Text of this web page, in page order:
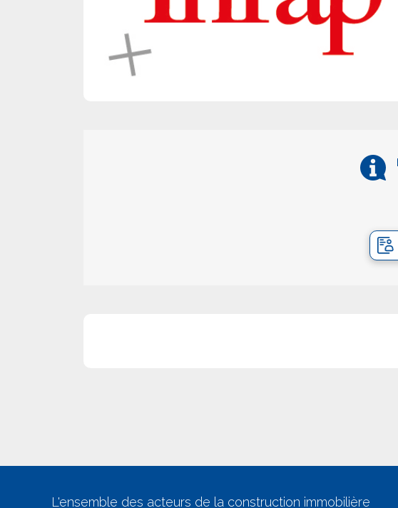
L'ensemble des acteurs de la construction immobilière